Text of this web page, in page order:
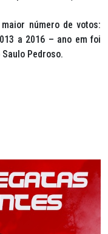
número de votos:
a 2016 – ano em foi
Pedroso.